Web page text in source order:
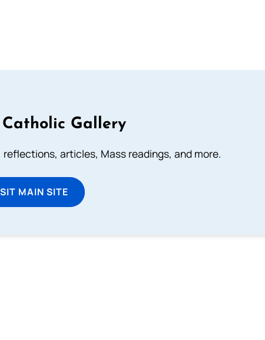
Catholic Gallery
articles, Mass readings, and more.
MAIN SITE